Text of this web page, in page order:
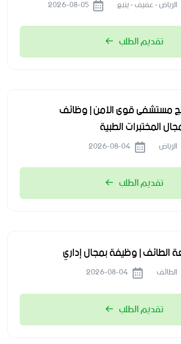
الرياض - عفيف - ينبع
تقديم الطلب
مستشفى قوى الأمن | وظائف
المختبرات الطبية
الرياض
تقديم الطلب
الطائف | وظيفة بمجال إداري
الطائف
تقديم الطلب